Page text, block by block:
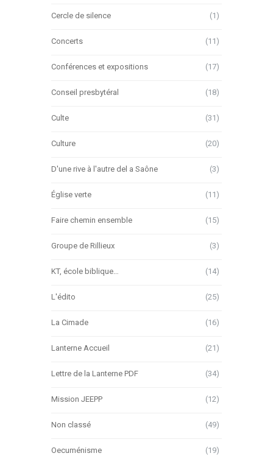
Cercle de silence (1)
Concerts (11)
Conférences et expositions (17)
Conseil presbytéral (18)
Culte (31)
Culture (20)
D'une rive à l'autre del a Saône (3)
Église verte (11)
Faire chemin ensemble (15)
Groupe de Rillieux (3)
KT, école biblique… (14)
L'édito (25)
La Cimade (16)
Lanterne Accueil (21)
Lettre de la Lanterne PDF (34)
Mission JEEPP (12)
Non classé (49)
Oecuménisme (19)